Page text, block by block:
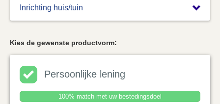
Kies de gewenste productvorm:
Persoonlijke lening
100% match met uw bestedingsdoel